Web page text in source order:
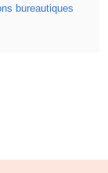
bureautiques